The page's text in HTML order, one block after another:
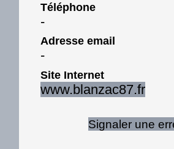
Téléphone
-
Adresse email
-
Site Internet
www.blanzac87.fr
Signaler une